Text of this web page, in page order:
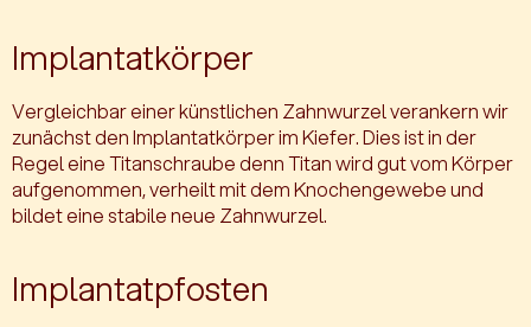
Implantatkörper
Vergleichbar einer künstlichen Zahnwurzel verankern wir
zunächst den Implantatkörper im Kiefer. Dies ist in der
Regel eine Titanschraube denn Titan wird gut vom Körper
aufgenommen, verheilt mit dem Knochengewebe und
bildet eine stabile neue Zahnwurzel.
Implantatpfosten